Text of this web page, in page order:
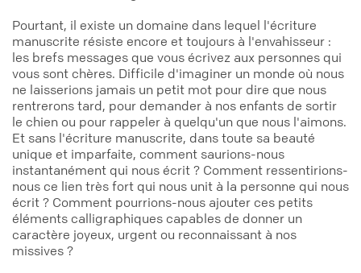
Pourtant, il existe un domaine dans lequel l'écriture
manuscrite résiste encore et toujours à l'envahisseur :
les brefs messages que vous écrivez aux personnes qui
vous sont chères. Difficile d'imaginer un monde où nous
ne laisserions jamais un petit mot pour dire que nous
rentrerons tard, pour demander à nos enfants de sortir
le chien ou pour rappeler à quelqu'un que nous l'aimons.
Et sans l'écriture manuscrite, dans toute sa beauté
unique et imparfaite, comment saurions-nous
instantanément qui nous écrit ? Comment ressentirions-
nous ce lien très fort qui nous unit à la personne qui nous
écrit ? Comment pourrions-nous ajouter ces petits
éléments calligraphiques capables de donner un
caractère joyeux, urgent ou reconnaissant à nos
missives ?